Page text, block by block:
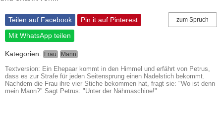
zum Spruch
Teilen auf Facebook
Pin it auf Pinterest
Mit WhatsApp teilen
Kategorien: Frau Mann
Textversion: Ein Ehepaar kommt in den Himmel und erfährt von Petrus,
dass es zur Strafe für jeden Seitensprung einen Nadelstich bekommt.
Nachdem die Frau ihre vier Stiche bekommen hat, fragt sie: "Wo ist denn
mein Mann?" Sagt Petrus: "Unter der Nähmaschine!"